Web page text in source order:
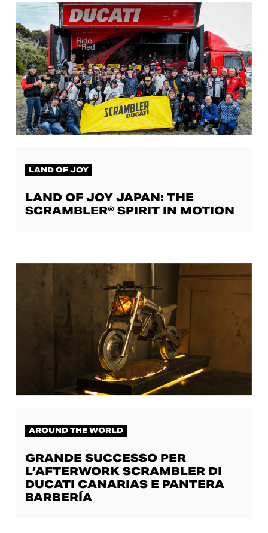
LAND OF JOY
LAND OF JOY JAPAN: THE
SCRAMBLER® SPIRIT IN MOTION
AROUND THE WORLD
GRANDE SUCCESSO PER
L’AFTERWORK SCRAMBLER DI
DUCATI CANARIAS E PANTERA
BARBERÍA